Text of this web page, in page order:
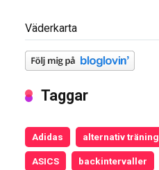
Väderkarta
Taggar
Adidas alternativ träning
ASICS backintervaller